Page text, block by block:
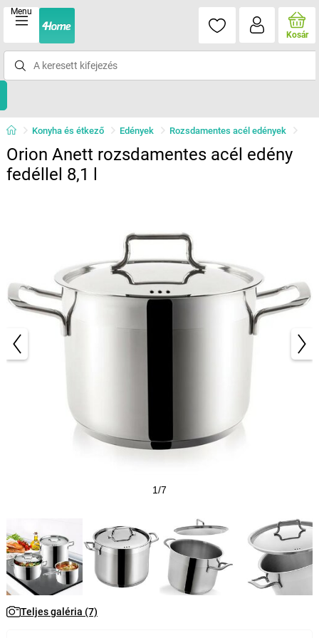
Menu
Kosár
Konyha és étkező Edények Rozsdamentes acél edények
Orion Anett rozsdamentes acél edény
fedéllel 8,1 l
1/7
Teljes galéria (7)